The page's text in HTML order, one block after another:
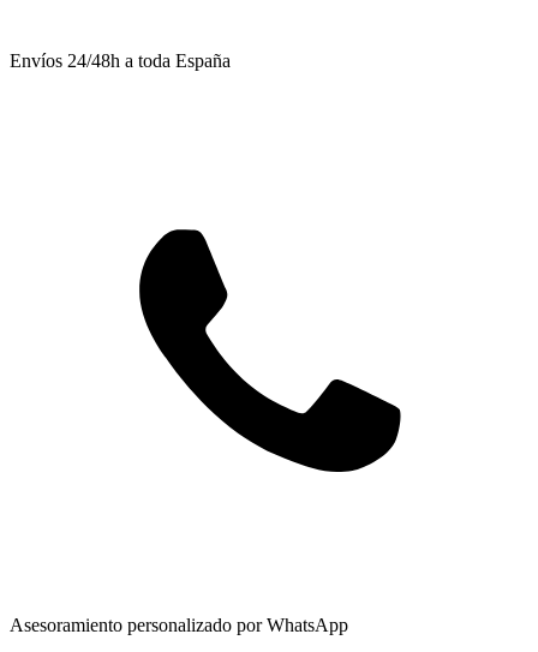
Envíos 24/48h a toda España
Asesoramiento personalizado por WhatsApp